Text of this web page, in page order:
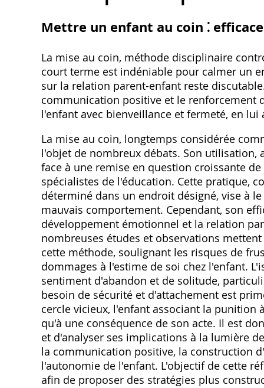
Mettre un enfant au coin ⁚
La mise au coin, méthode disciplinaire
court terme est indéniable pour calmer un
sur la relation parent-enfant reste
communication positive et le renforcement
l'enfant avec bienveillance et fermeté, en
La mise au coin, longtemps considérée
l'objet de nombreux débats. Son utilisation,
face à une remise en question croissante
spécialistes de l'éducation. Cette pratique,
déterminé dans un endroit désigné, vise à
mauvais comportement. Cependant, son
développement émotionnel et la relation
nombreuses études et observations
cette méthode, soulignant les risques de
dommages à l'estime de soi chez l'enfant.
sentiment d'abandon et de solitude,
besoin de sécurité et d'attachement est
cercle vicieux, l'enfant associant la
qu'à une conséquence de son acte. Il est
et d'analyser ses implications à la lumière
la communication positive, la construction
l'autonomie de l'enfant. L'objectif de cette
afin de proposer des stratégies plus